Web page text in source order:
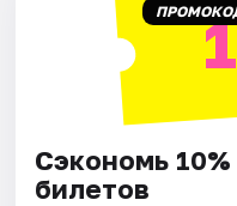
Сэкономь
билетов